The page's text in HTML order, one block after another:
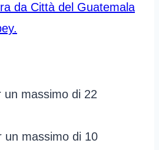
da Città del Guatemala
un massimo di 22
un massimo di 10